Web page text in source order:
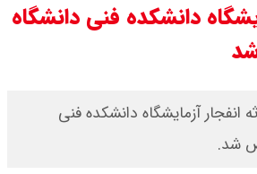
دانشکده فنی دانشگاه
انفجار آزمایشگاه دانشکده فنی
شد.